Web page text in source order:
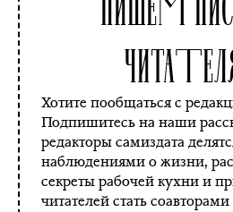
Хотите пообщаться с
Подпишитесь на наши
редакторы самиздата
наблюдениями о жизни,
секреты рабочей кухни и
читателей стать соавторами